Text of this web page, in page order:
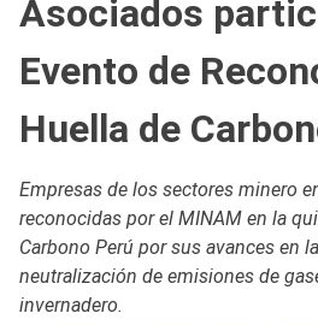
Asociados
Evento de
Huella de
Empresas de los sectores minero
reconocidas por el MINAM en la
Carbono Perú por sus avances en
neutralización de emisiones de
invernadero.